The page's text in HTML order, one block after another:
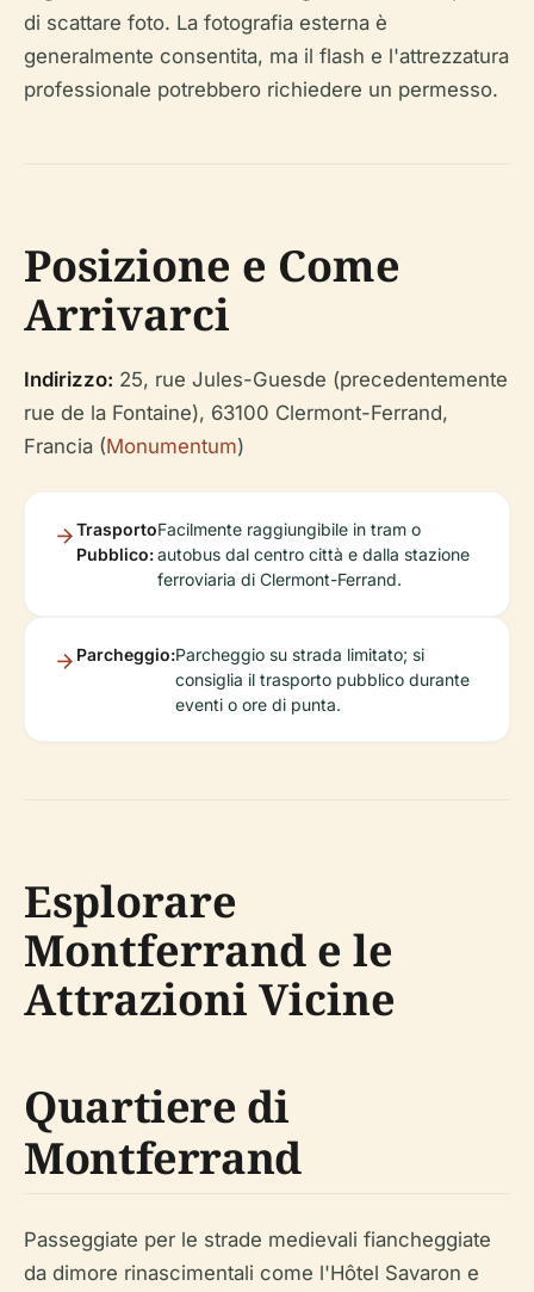
di scattare foto. La fotografia esterna è
generalmente consentita, ma il flash e l'attrezzatura
professionale potrebbero richiedere un permesso.
Posizione e Come
Arrivarci
Indirizzo: 25, rue Jules-Guesde (precedentemente
rue de la Fontaine), 63100 Clermont-Ferrand,
Francia (Monumentum)
Trasporto
Pubblico:
Facilmente raggiungibile in tram o
autobus dal centro città e dalla stazione
ferroviaria di Clermont-Ferrand.
Parcheggio:Parcheggio su strada limitato; si
consiglia il trasporto pubblico durante
eventi o ore di punta.
Esplorare
Montferrand e le
Attrazioni Vicine
Quartiere di
Montferrand
Passeggiate per le strade medievali fiancheggiate
da dimore rinascimentali come l'Hôtel Savaron e